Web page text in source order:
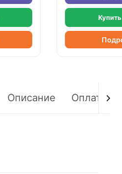
Описание Оплата